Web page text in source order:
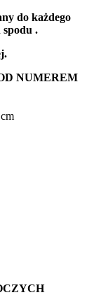
do każdego
spodu .
NUMEREM